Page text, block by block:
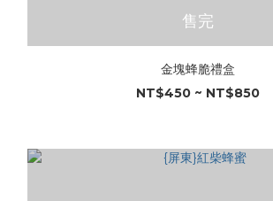
售完
金塊蜂脆禮盒
NT$450 ~ NT$850